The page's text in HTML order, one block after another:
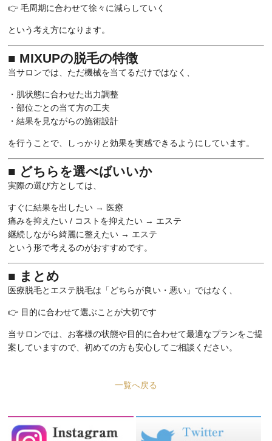
👉 毛周期に合わせて徐々に減らしていく
という考え方になります。
■ MIXUPの脱毛の特徴
当サロンでは、ただ機械を当てるだけではなく、
・肌状態に合わせた出力調整
・部位ごとの当て方の工夫
・結果を見ながらの施術設計
を行うことで、しっかりと効果を実感できるようにしています。
■ どちらを選べばいいか
実際の選び方としては、
すぐに結果を出したい → 医療
痛みを抑えたい / コストを抑えたい → エステ
継続しながら綺麗に整えたい → エステ
という形で考えるのがおすすめです。
■ まとめ
医療脱毛とエステ脱毛は「どちらが良い・悪い」ではなく、
👉 目的に合わせて選ぶことが大切です
当サロンでは、お客様の状態や目的に合わせて最適なプランをご提
案していますので、初めての方も安心してご相談ください。
一覧へ戻る